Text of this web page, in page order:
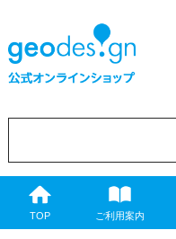
TOP ご利用案内